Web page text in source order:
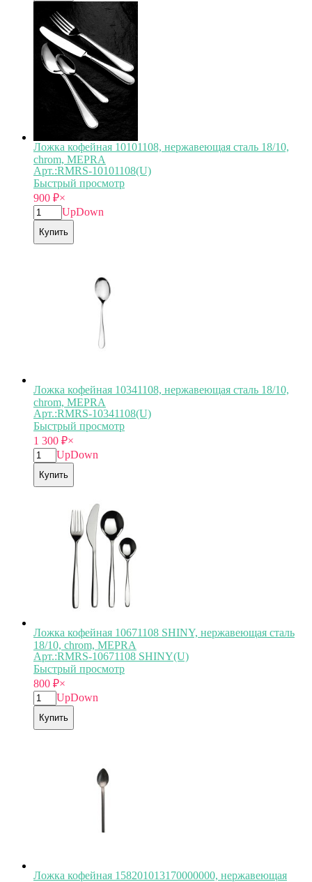
Ложка кофейная 10101108, нержавеющая сталь 18/10,
chrom, MEPRA
Арт.:RMRS-10101108(U)
Быстрый просмотр
900 ₽×
UpDown
Купить
Ложка кофейная 10341108, нержавеющая сталь 18/10,
chrom, MEPRA
Арт.:RMRS-10341108(U)
Быстрый просмотр
1 300 ₽×
UpDown
Купить
Ложка кофейная 10671108 SHINY, нержавеющая сталь
18/10, chrom, MEPRA
Арт.:RMRS-10671108 SHINY(U)
Быстрый просмотр
800 ₽×
UpDown
Купить
Ложка кофейная 158201013170000000, нержавеющая